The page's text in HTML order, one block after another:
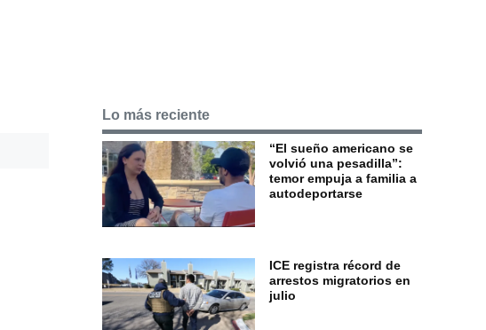
Lo más reciente
“El sueño americano se
volvió una pesadilla”:
temor empuja a familia a
autodeportarse
ICE registra récord de
arrestos migratorios en
julio